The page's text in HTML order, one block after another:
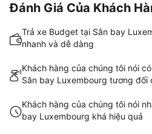
Đánh Giá Của Khách
Trả xe Budget tại Sân bay
nhanh và dễ dàng
Khách hàng của chúng tôi nói
Sân bay Luxembourg tương đối
Khách hàng của chúng tôi nói
bay Luxembourg khá hiệu quả